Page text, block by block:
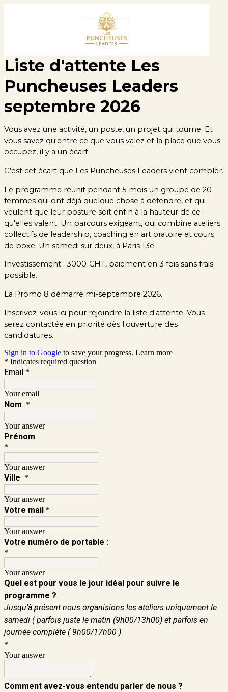
Liste d'attente Les
Puncheuses Leaders
septembre 2026
Vous avez une activité, un poste, un projet qui tourne. Et
vous savez qu'entre ce que vous valez et la place que vous
occupez, il y a un écart.
C'est cet écart que Les Puncheuses Leaders vient combler.
Le programme réunit pendant 5 mois un groupe de 20
femmes qui ont déjà quelque chose à défendre, et qui
veulent que leur posture soit enfin à la hauteur de ce
qu'elles valent. Un parcours exigeant, qui combine ateliers
collectifs de leadership, coaching en art oratoire et cours
de boxe. Un samedi sur deux, à Paris 13e.
Investissement : 3000 €HT, paiement en 3 fois sans frais
possible.
La Promo 8 démarre mi-septembre 2026.
Inscrivez-vous ici pour rejoindre la liste d'attente. Vous
serez contactée en priorité dès l'ouverture des
candidatures.
Sign in to Google to save your progress. Learn more
* Indicates required question
Email *
Your email
Nom *
Your answer
Prénom
*
Your answer
Ville *
Your answer
Votre mail *
Your answer
Votre numéro de portable :
*
Your answer
Quel est pour vous le jour idéal pour suivre le
programme ?
Jusqu'à présent nous organisions les ateliers uniquement le
samedi ( parfois juste le matin (9h00/13h00) et parfois en
journée complète ( 9h00/17h00 )
*
Your answer
Comment avez-vous entendu parler de nous ?